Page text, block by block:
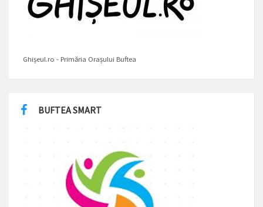
Ghișeul.ro - Primăria Orașului Buftea
BUFTEA SMART